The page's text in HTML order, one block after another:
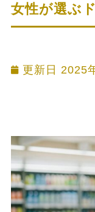
女性が選ぶ
更新日 2025